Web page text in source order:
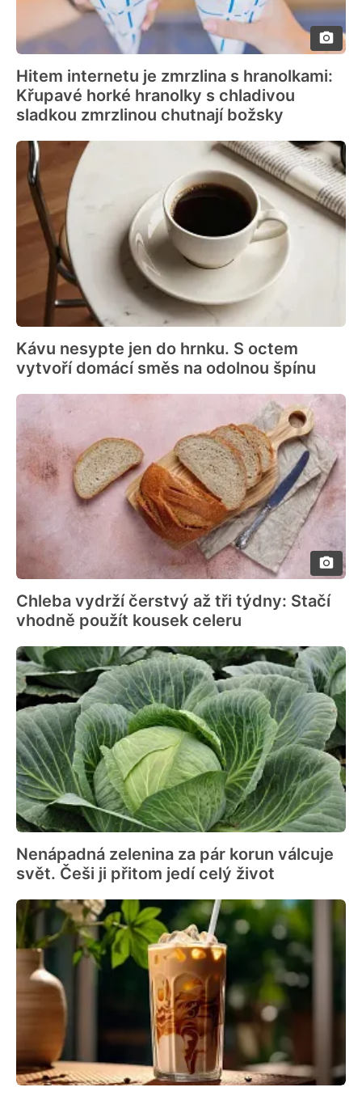
Hitem internetu je zmrzlina s hranolkami:
Křupavé horké hranolky s chladivou
sladkou zmrzlinou chutnají božsky
Kávu nesypte jen do hrnku. S octem
vytvoří domácí směs na odolnou špínu
Chleba vydrží čerstvý až tři týdny: Stačí
vhodně použít kousek celeru
Nenápadná zelenina za pár korun válcuje
svět. Češi ji přitom jedí celý život